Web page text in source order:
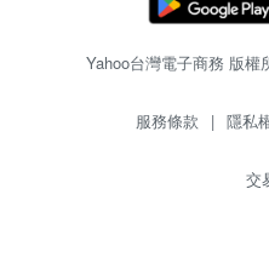
Yahoo台灣電子商務 版
服務條款 | 隱私
交